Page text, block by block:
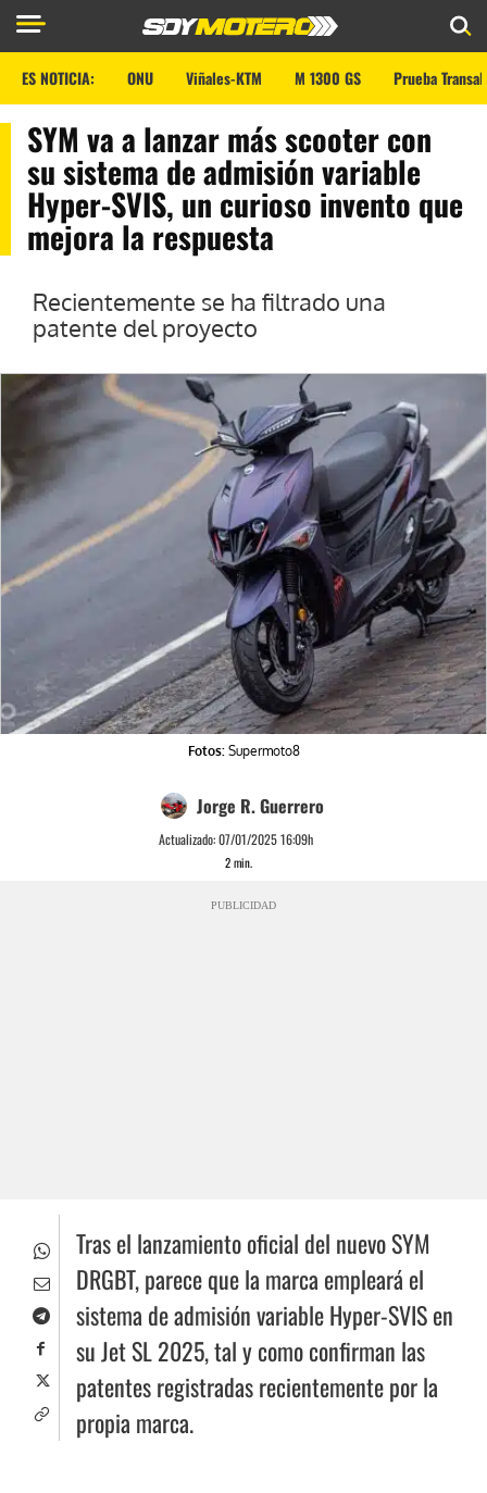
ES NOTICIA: ONU Viñales-KTM M 1300 GS Prueba
SYM va a lanzar más scooter con
su sistema de admisión variable
Hyper-SVIS, un curioso invento que
mejora la respuesta
Recientemente se ha filtrado una
patente del proyecto
Fotos:Supermoto8
Jorge R. Guerrero
Actualizado:07/01/2025 16:09h
2min.
PUBLICIDAD
Tras el lanzamiento oficial del nuevo SYM
DRGBT, parece que la marca empleará el
sistema de admisión variable Hyper-SVIS en
su Jet SL 2025, tal y como confirman las
patentes registradas recientemente por la
propia marca.